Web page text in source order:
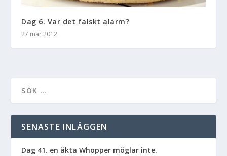
Dag 6. Var det falskt alarm?
27 mar 2012
SENASTE INLÄGGEN
Dag 41. en äkta Whopper möglar inte.